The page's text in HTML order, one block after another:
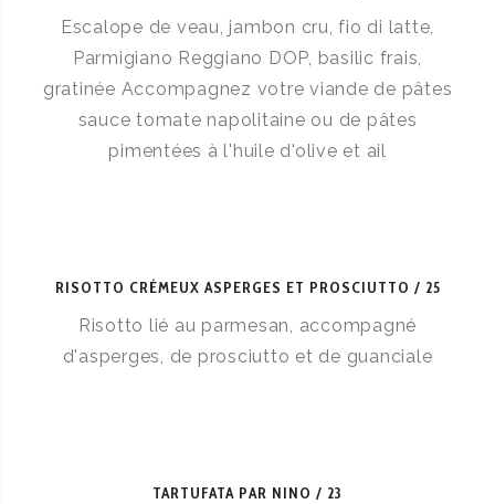
Escalope de veau, jambon cru, fio di latte,
Parmigiano Reggiano DOP, basilic frais,
gratinée Accompagnez votre viande de pâtes
sauce tomate napolitaine ou de pâtes
pimentées à l'huile d'olive et ail
RISOTTO CRÉMEUX ASPERGES ET PROSCIUTTO 25
Risotto lié au parmesan, accompagné
d'asperges, de prosciutto et de guanciale
TARTUFATA PAR NINO 23